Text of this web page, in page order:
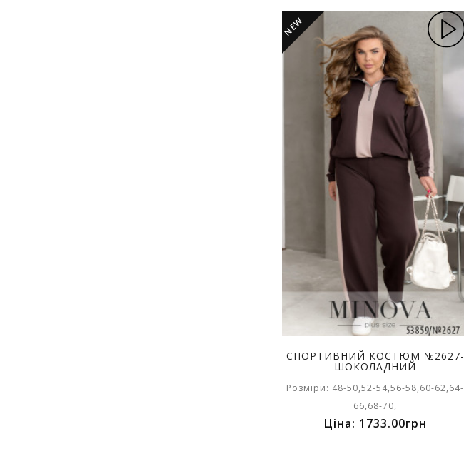
NEW
СПОРТИВНИЙ КОСТЮМ №2627-
ШОКОЛАДНИЙ
Розміри: 48-50,52-54,56-58,60-62,64-
66,68-70,
Ціна: 1733.00грн